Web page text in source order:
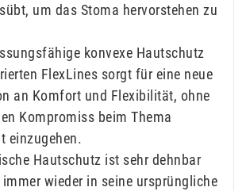
um das Stoma hervorstehen zu
konvexe Hautschutz
FlexLines sorgt für eine neue
an Komfort und Flexibilität, ohne
Kompromiss beim Thema
einzugehen.
Hautschutz ist sehr dehnbar
wieder in seine ursprüngliche